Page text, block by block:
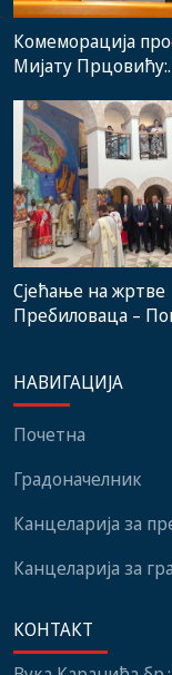
Комеморација
Мијату Прцовићу:
стручњака и
је Требиње носио
Сјећање на жртве
Пребиловаца –
институција,
заједница и
НАВИГАЦИЈА
Почетна
Градоначелник
Канцеларија за
Канцеларија за
КОНТАКТ